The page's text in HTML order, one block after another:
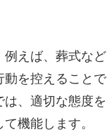
例えば、葬式など
動を控えることで
、適切な態度を
機能します。